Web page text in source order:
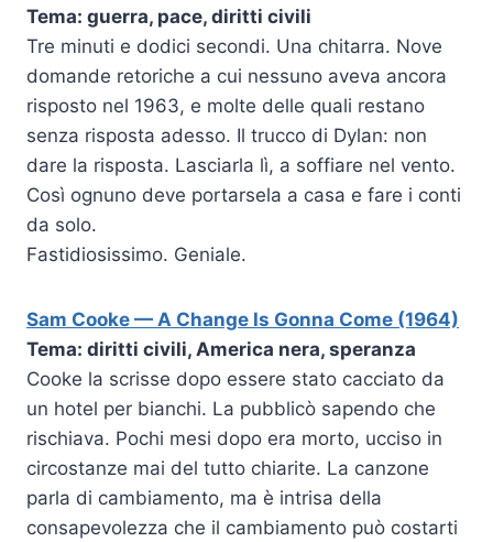
Tema: guerra, pace, diritti civili
Tre minuti e dodici secondi. Una chitarra. Nove
domande retoriche a cui nessuno aveva ancora
risposto nel 1963, e molte delle quali restano
senza risposta adesso. Il trucco di Dylan: non
dare la risposta. Lasciarla lì, a soffiare nel vento.
Così ognuno deve portarsela a casa e fare i conti
da solo.
Fastidiosissimo. Geniale.
Sam Cooke — A Change Is Gonna Come (1964)
Tema: diritti civili, America nera, speranza
Cooke la scrisse dopo essere stato cacciato da
un hotel per bianchi. La pubblicò sapendo che
rischiava. Pochi mesi dopo era morto, ucciso in
circostanze mai del tutto chiarite. La canzone
parla di cambiamento, ma è intrisa della
consapevolezza che il cambiamento può costarti